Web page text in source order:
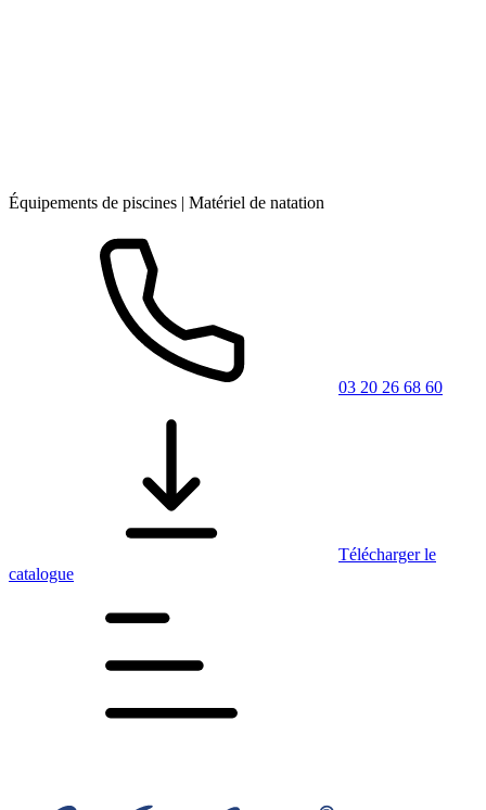
Équipements de piscines | Matériel de natation
03 20 26 68 60
Télécharger le
catalogue